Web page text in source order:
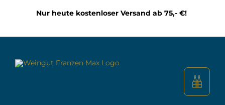
Nur heute kostenloser Versand ab 75,- €!